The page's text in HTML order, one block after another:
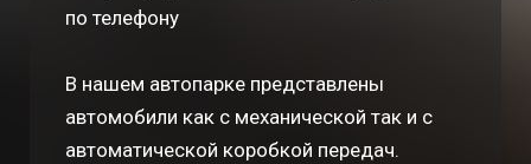
по телефону
В нашем автопарке представлены
автомобили как с механической так и с
автоматической коробкой передач.